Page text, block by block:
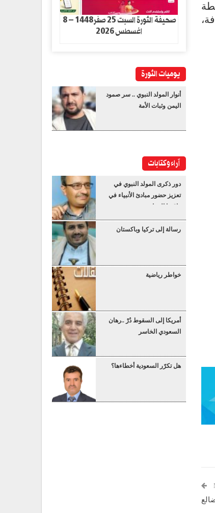
صحيفة الثورة السبت 25 صفر1448 – 8
اغسطس 2026
يوميات الثورة
أنوار المولد النبوي .. سر صمود
اليمن وثبات الأمة
آراء وكتابات
دور ذكرى المولد النبوي في
تعزيز حضور مبادئ الأنبياء في
واقعنا المعاصر
رسالة إلى تركيا وباكستان
خواطر رياضية
أمريكا إلى السقوط دُرْ ..رهان
السعودي الخاسر
هل تكرّر السعودية أخطاءها؟